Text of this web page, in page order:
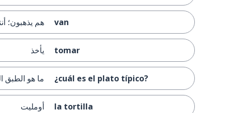
van هم يذهبون؛
tomar يأخذ
¿cuál es el plato típico? ما هو الطبق
la tortilla أومليت